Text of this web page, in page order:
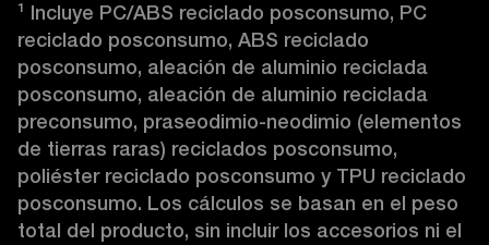
¹ Incluye PC/ABS reciclado posconsumo, PC
reciclado posconsumo, ABS reciclado
posconsumo, aleación de aluminio reciclada
posconsumo, aleación de aluminio reciclada
preconsumo, praseodimio-neodimio (elementos
de tierras raras) reciclados posconsumo,
poliéster reciclado posconsumo y TPU reciclado
posconsumo. Los cálculos se basan en el peso
total del producto, sin incluir los accesorios ni el